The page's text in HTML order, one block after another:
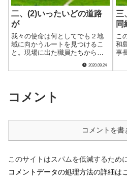
二、(2)いったいどの道路
が
我々の使命は何としてでも２地
域に向かうルートを見つけるこ
と。現場に出た職員たちから届
く情報、そしてやっと点けたテ
レビからの情報を元にルートを
わかったのは、吉田地域に向か
う国道56号は.....
2020.09.24
三
同
こ
和
事
ま
と
コメント
コメントを書
このサイトはスパムを低減するため
コメントデータの処理方法の詳細は